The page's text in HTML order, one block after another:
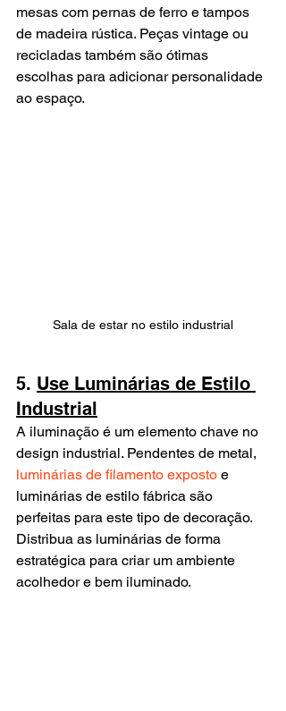
mesas com pernas de ferro e tampos
de madeira rústica. Peças vintage ou
recicladas também são ótimas
escolhas para adicionar personalidade
ao espaço.
Sala de estar no estilo industrial
5. Use Luminárias de Estilo
Industrial
A iluminação é um elemento chave no
design industrial. Pendentes de metal,
luminárias de filamento exposto e
luminárias de estilo fábrica são
perfeitas para este tipo de decoração.
Distribua as luminárias de forma
estratégica para criar um ambiente
acolhedor e bem iluminado.